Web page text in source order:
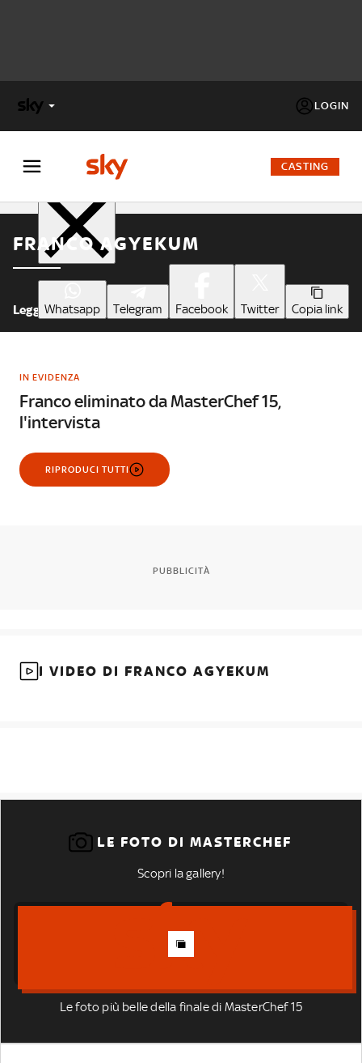
LOGIN
FACTOR
MASTERCHEF
Cos’altro vedere:
PROGRAMMI SKY
Un mondo di offerte:
CASTING
FRANCO AGYEKUM
Leggi meno
Whatsapp Telegram Facebook Twitter Copia link
IN EVIDENZA
Franco eliminato da MasterChef 15,
l'intervista
RIPRODUCI TUTTI
PUBBLICITÀ
I VIDEO DI FRANCO AGYEKUM
LE FOTO DI MASTERCHEF
Scopri la gallery!
Le foto più belle della finale di MasterChef 15